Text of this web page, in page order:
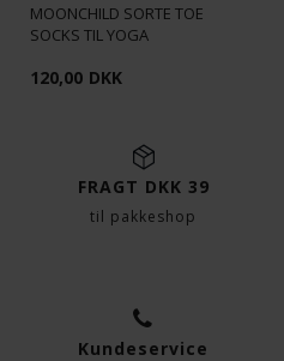
MOONCHILD SORTE TOE
SOCKS TIL YOGA
120,00 DKK
FRAGT DKK 39
til pakkeshop
Kundeservice